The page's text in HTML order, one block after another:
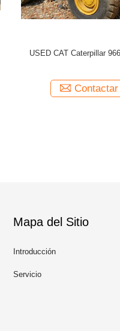
966C Used CAT 966
Mapa del Sitio
Introducción
Servicio